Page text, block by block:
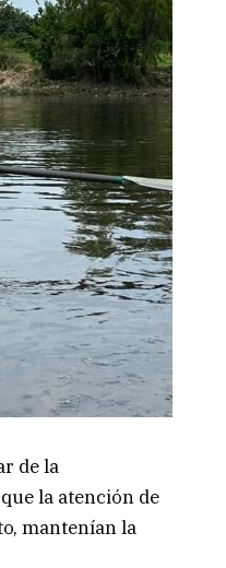
de la
la atención de
mantenían la